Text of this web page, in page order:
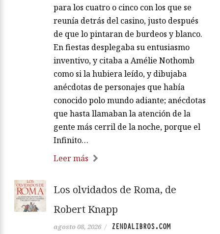
para los cuatro o cinco con los que se
reunía detrás del casino, justo después
de que lo pintaran de burdeos y blanco.
En fiestas desplegaba su entusiasmo
inventivo, y citaba a Amélie Nothomb
como si la hubiera leído, y dibujaba
anécdotas de personajes que había
conocido polo mundo adiante; anécdotas
que hasta llamaban la atención de la
gente más cerril de la noche, porque el
Infinito…
Leer más
Los olvidados de Roma, de
Robert Knapp
agosto 08, 2026 / ZENDALIBROS.COM